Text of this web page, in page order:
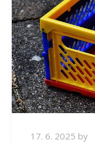
17. 6. 2025 by